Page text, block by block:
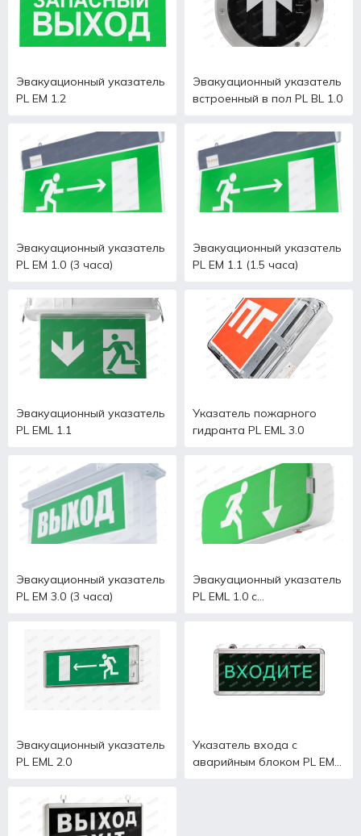
Эвакуационный указатель
PL EM 1.2
Эвакуационный указатель
встроенный в пол PL BL 1.0
Эвакуационный указатель
PL EM 1.0 (3 часа)
Эвакуационный указатель
PL EM 1.1 (1.5 часа)
Эвакуационный указатель
PL EML 1.1
Указатель пожарного
гидранта PL EML 3.0
Эвакуационный указатель
PL EM 3.0 (3 часа)
Эвакуационный указатель
PL EML 1.0 с
Эвакуационный указатель
PL EML 2.0
Указатель входа c
аварийным блоком PL EM